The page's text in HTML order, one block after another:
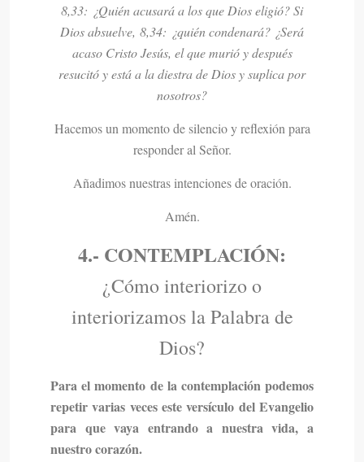
8,33: ¿Quién acusará a los que Dios eligió? Si
Dios absuelve, 8,34: ¿quién condenará? ¿Será
acaso Cristo Jesús, el que murió y después
resucitó y está a la diestra de Dios y suplica por
nosotros?
Hacemos un momento de silencio y reflexión para
responder al Señor.
Añadimos nuestras intenciones de oración.
Amén.
4.- CONTEMPLACIÓN:
¿Cómo interiorizo o
interiorizamos la Palabra de
Dios?
Para el momento de la contemplación podemos
repetir varias veces este versículo del Evangelio
para que vaya entrando a nuestra vida, a
nuestro corazón.